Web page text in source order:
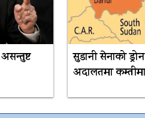
सुडानी सेनाको
अदालतमा